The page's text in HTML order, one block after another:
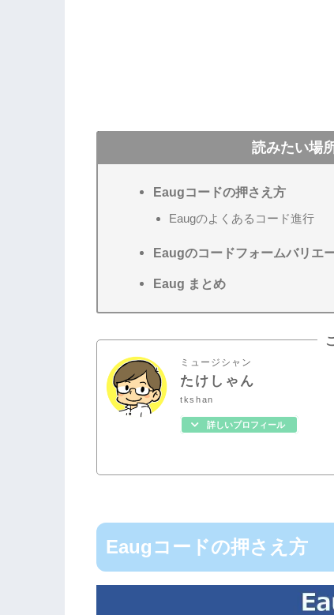
読みたい場
Eaugコードの押さえ方
Eaugのよくあるコード進行
Eaugのコードフォームバリエ
Eaug まとめ
ミュージシャン
たけしゃん
tkshan
詳しいプロフィール
Eaugコードの押さえ方